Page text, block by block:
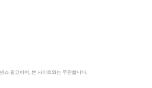
스 광고이며, 본 사이트와는 무관합니다.